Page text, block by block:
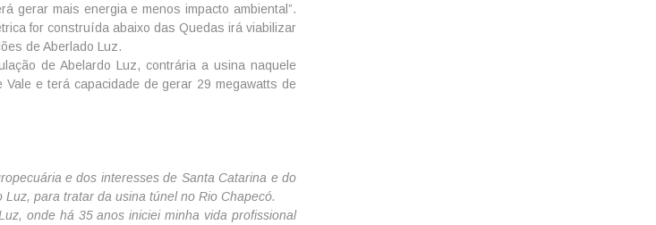
gerar mais energia e menos impacto ambiental”.
for construída abaixo das Quedas irá viabilizar
de Aberlado Luz.
de Abelardo Luz, contrária a usina naquele
Vale e terá capacidade de gerar 29 megawatts de
e dos interesses de Santa Catarina e do
para tratar da usina túnel no Rio Chapecó.
onde há 35 anos iniciei minha vida profissional